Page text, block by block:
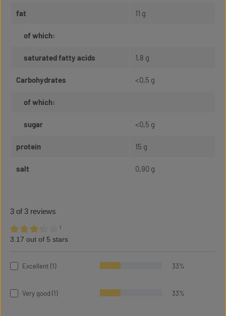
fat 11 g
of which:
saturated fatty acids 1,8 g
Carbohydrates <0,5 g
of which:
sugar <0,5 g
protein 15 g
salt 0,90 g
3 of 3 reviews
Average rating of 3.17 out of 5 stars
¹
3.17 out of 5 stars
Excellent (1) 33%
Very good (1) 33%